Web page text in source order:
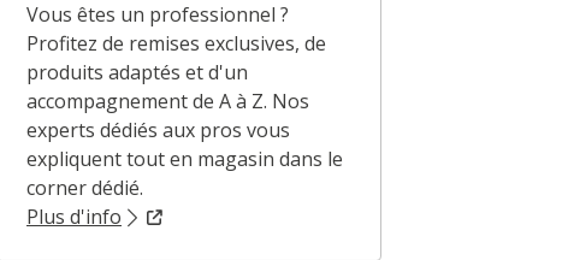
Vous êtes un professionnel ?
Profitez de remises exclusives, de
produits adaptés et d'un
accompagnement de A à Z. Nos
experts dédiés aux pros vous
expliquent tout en magasin dans le
corner dédié.
Plus d'info